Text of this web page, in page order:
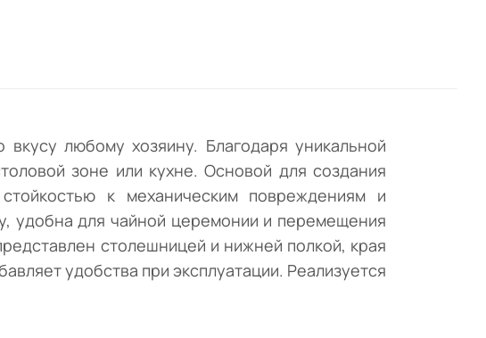
что
оттенке
любому хозяину. Благодаря уникальной
зоне или кухне. Основой для создания
к механическим повреждениям и
удобна для чайной церемонии и перемещения
столешницей и нижней полкой, края
удобства при эксплуатации. Реализуется